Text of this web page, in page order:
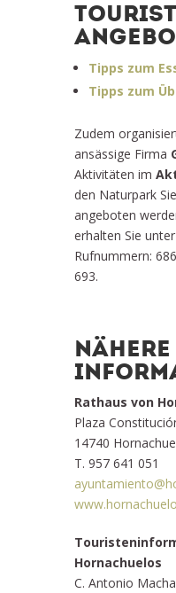
Tipps zum
Tipps zum
Zudem
ansässige Firma
Aktivitäten im
den Naturpark
angeboten
erhalten Sie
Rufnummern:
693.
NÄHERE
Rathaus von
Plaza
14740
T. 957 641 051
Hornachuelos
C. Antonio